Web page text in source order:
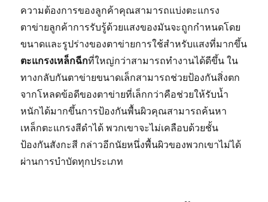
ความต้องการของลูกค้าคุณสามารถแบ่งตะแกรง
ตาข่ายลูกค้าการรับรู้ด้วยแสงของมันจะถูกกำหนดโดย
ขนาดและรูปร่างของตาข่ายการใช้สำหรับแสงที่มากขึ้น
ตะแกรงเหล็กฉีกที่ใหญ่กว่าสามารถทำงานได้ดีขึ้น ใน
ทางกลับกันตาข่ายขนาดเล็กสามารถช่วยป้องกันสิ่งตก
จากโหลดข้อดีของตาข่ายที่เล็กกว่าคือช่วยให้รับน้ำ
หนักได้มากขึ้นการป้องกันพื้นผิวคุณสามารถค้นหา
เหล็กตะแกรงสีดำได้ พวกเขาจะไม่เคลือบด้วยชั้น
ป้องกันสังกะสี กล่าวอีกนัยหนึ่งพื้นผิวของพวกเขาไม่ได้
ผ่านการบำบัดทุกประเภท